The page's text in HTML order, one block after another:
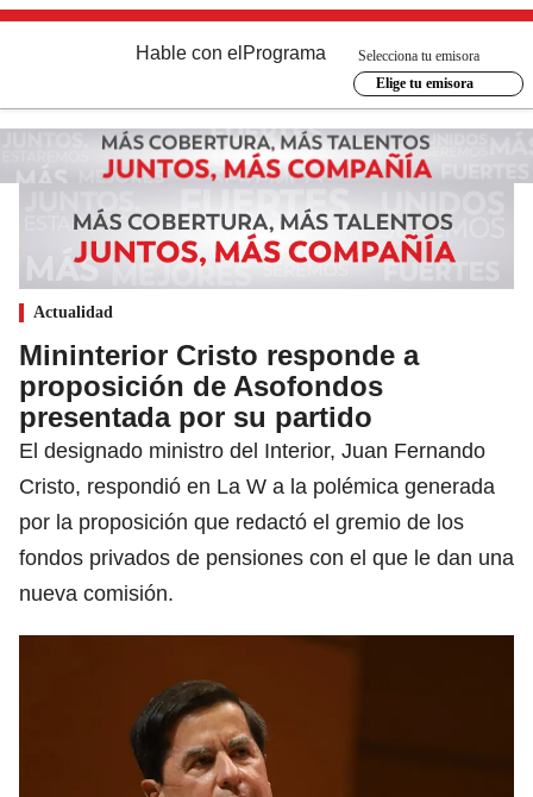
Hable con el Programa
Selecciona tu emisora
Elige tu emisora
Actualidad
Mininterior Cristo responde a
proposición de Asofondos
presentada por su partido
El designado ministro del Interior, Juan Fernando
Cristo, respondió en La W a la polémica generada
por la proposición que redactó el gremio de los
fondos privados de pensiones con el que le dan una
nueva comisión.